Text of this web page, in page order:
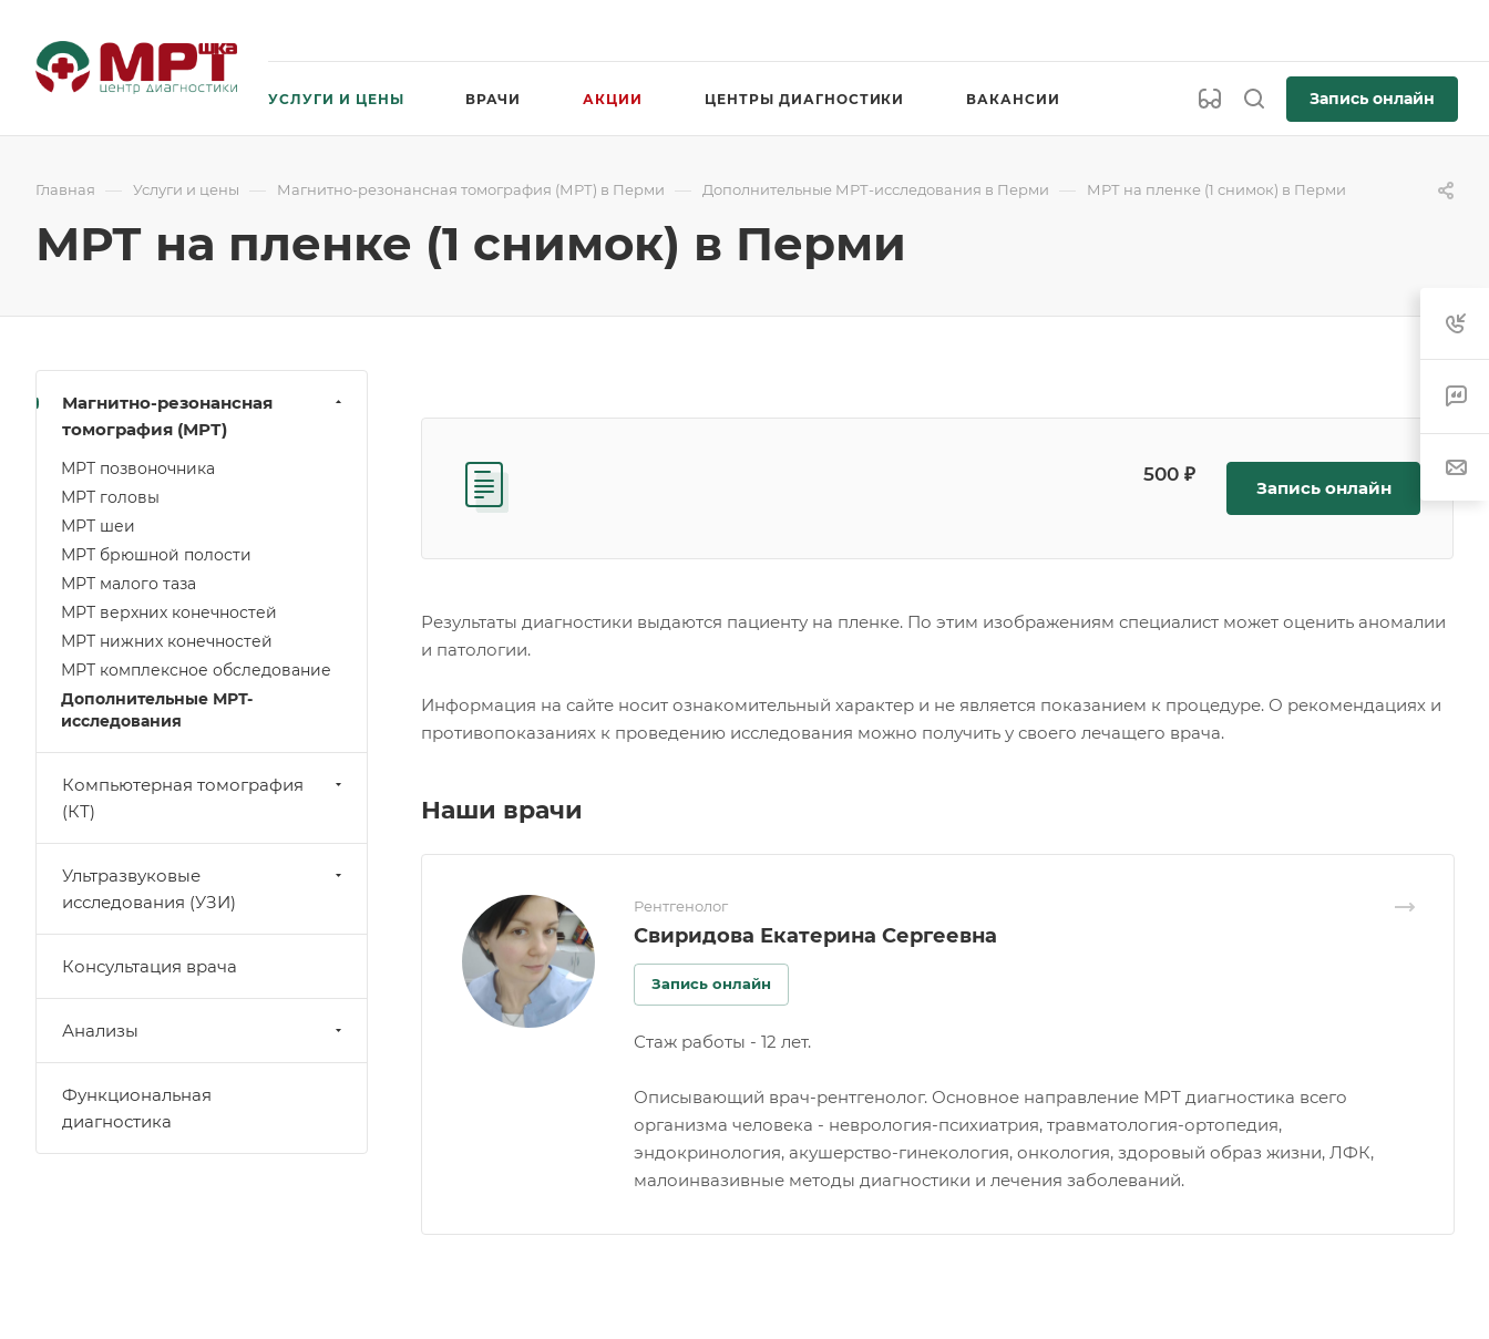
УСЛУГИ И ЦЕНЫ ВРАЧИ АКЦИИ ЦЕНТРЫ ДИАГНОСТИКИ ВАКАНСИИ Запись онлайн
Главная — Услуги и цены — Магнитно-резонансная томография (МРТ) в Перми — Дополнительные МРТ-исследования в Перми — МРТ на пленке (1 снимок) в Перми
МРТ на пленке (1 снимок) в Перми
500 ₽
Запись онлайн
Результаты диагностики выдаются пациенту на пленке. По этим изображениям специалист может оценить аномалии
и патологии.
Информация на сайте носит ознакомительный характер и не является показанием к процедуре. О рекомендациях и
противопоказаниях к проведению исследования можно получить у своего лечащего врача.
Наши врачи
Рентгенолог
Свиридова Екатерина Сергеевна
Запись онлайн
Стаж работы - 12 лет.
Описывающий врач-рентгенолог. Основное направление МРТ диагностика всего
организма человека - неврология-психиатрия, травматология-ортопедия,
эндокринология, акушерство-гинекология, онкология, здоровый образ жизни, ЛФК,
малоинвазивные методы диагностики и лечения заболеваний.
Магнитно-резонансная
томография (МРТ)
МРТ позвоночника
МРТ головы
МРТ шеи
МРТ брюшной полости
МРТ малого таза
МРТ верхних конечностей
МРТ нижних конечностей
МРТ комплексное обследование
Дополнительные МРТ-
исследования
Компьютерная томография
(КТ)
Ультразвуковые
исследования (УЗИ)
Консультация врача
Анализы
Функциональная
диагностика